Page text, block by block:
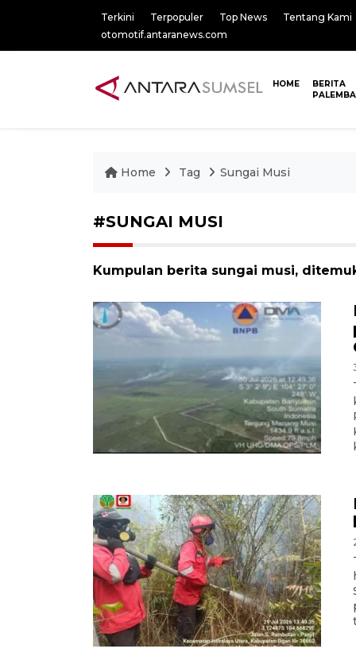
Terkini Terpopuler Top News
Tentang Kami
otomotif.antaranews.com
HOME
BERITA
Home Tag Sungai Musi
#SUNGAI MUSI
Kumpulan berita sungai musi,